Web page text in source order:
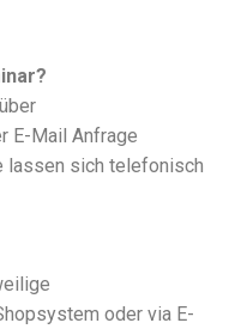
E-Mail Anfrage
lassen sich telefonisch
oder via E-